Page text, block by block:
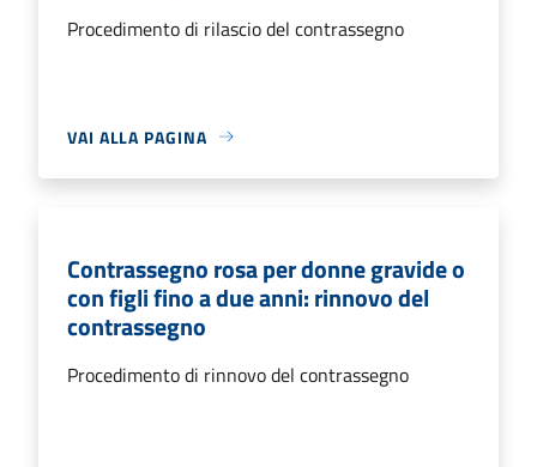
Procedimento di rilascio del contrassegno
VAI ALLA PAGINA
Contrassegno rosa per donne gravide o
con figli fino a due anni: rinnovo del
contrassegno
Procedimento di rinnovo del contrassegno